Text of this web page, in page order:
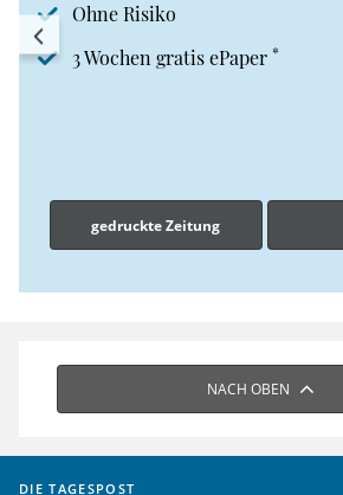
Ohne Risiko
3 Wochen gratis ePaper *
gedruckte Zeitung
NACH OBEN
DIE TAGESPOST